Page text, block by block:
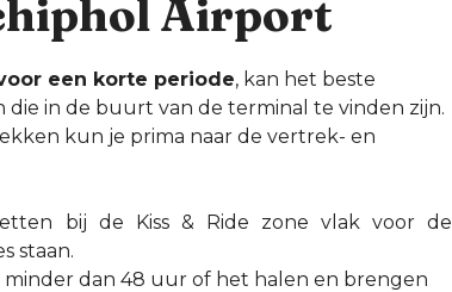
Airport
een korte periode, kan het beste
in de buurt van de terminal te vinden zijn.
kun je prima naar de vertrek- en
bij de Kiss & Ride zone vlak voor de
staan.
minder dan 48 uur of het halen en brengen